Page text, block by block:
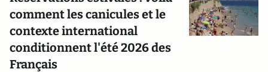
comment les canicules et le
contexte international
conditionnent l'été 2026 des
Français